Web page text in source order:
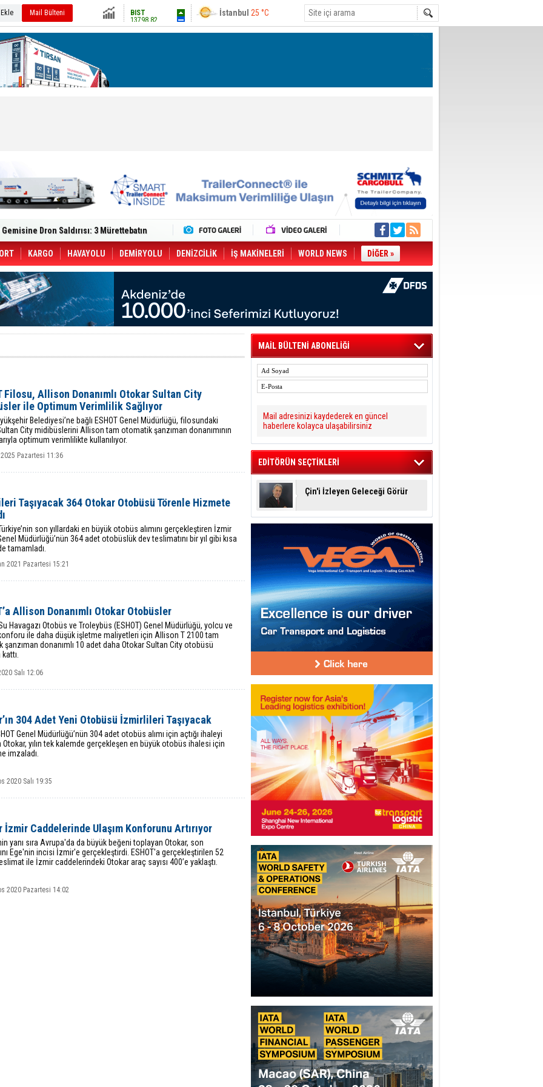
Mail Bülteni
Altın6501.18
Dolar47.5856
Ankara28 °C
Master Red EDITION'ı ÖKN Lojistik
CCO'su Oldu
49 Destinasyonda İndirimli Taşıma
Aybir Lojistik Filosuna Katıldı
Dergi)
Yönetimini Dijitalleştiriyor
in June, Up 8.5%
ile Güçlendirdi
Saadia Zahidi Getirildi. IATA Tarihinde İlk
Zahidi as Director General
Ankara ile Hizmet Ağını Güçlendirdi
KARGO HAVAYOLU DEMİRYOLU DENİZCİLİK İŞ MAKİNELERİ WORLD NEWS DİĞER »
Filosu, Allison Donanımlı Otokar Sultan City
ile Optimum Verimlilik Sağlıyor
Belediyesi’ne bağlı ESHOT Genel Müdürlüğü, filosundaki
City midibüslerini Allison tam otomatik şanzıman donanımının
optimum verimlilikte kullanılıyor.
Pazartesi 11:36
Taşıyacak 364 Otokar Otobüsü Törenle Hizmete
son yıllardaki en büyük otobüs alımını gerçekleştiren İzmir
Müdürlüğü’nün 364 adet otobüslük dev teslimatını bir yıl gibi kısa
tamamladı.
2021 Pazartesi 15:21
Allison Donanımlı Otokar Otobüsler
Havagazı Otobüs ve Troleybüs (ESHOT) Genel Müdürlüğü, yolcu ve
ile daha düşük işletme maliyetleri için Allison T 2100 tam
şanzıman donanımlı 10 adet daha Otokar Sultan City otobüsü
Salı 12:06
304 Adet Yeni Otobüsü İzmirlileri Taşıyacak
Genel Müdürlüğü’nün 304 adet otobüs alımı için açtığı ihaleyi
Otokar, yılın tek kalemde gerçekleşen en büyük otobüs ihalesi için
imzaladı.
2020 Salı 19:35
İzmir Caddelerinde Ulaşım Konforunu Artırıyor
yanı sıra Avrupa'da da büyük beğeni toplayan Otokar, son
Ege'nin incisi İzmir'e gerçekleştirdi. ESHOT'a gerçekleştirilen 52
ile İzmir caddelerindeki Otokar araç sayısı 400’e yaklaştı.
2020 Pazartesi 14:02
MAİL BÜLTENİ ABONELİĞİ
Mail adresinizi kaydederek en güncel
haberlere kolayca ulaşabilirsiniz
EDİTÖRÜN SEÇTİKLERİ
Çin'i İzleyen Geleceği Görür